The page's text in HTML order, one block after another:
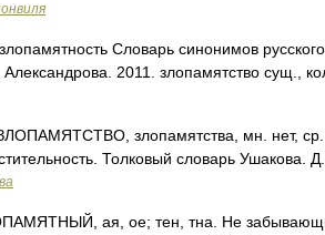
Словарь синонимов
2011. злопамятство сущ.,
злопамятства, мн. нет, ср.
Толковый словарь Ушакова.
ая, ое; тен, тна. Не